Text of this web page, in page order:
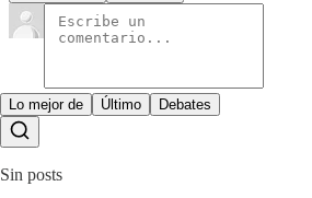
Lo mejor de Último Debates
Sin posts